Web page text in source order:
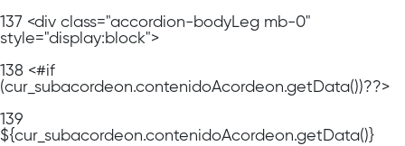
137 <div class="accordion-bodyLeg mb-0"
style="display:block">
138 <#if
(cur_subacordeon.contenidoAcordeon.getData())??>
139
${cur_subacordeon.contenidoAcordeon.getData()}